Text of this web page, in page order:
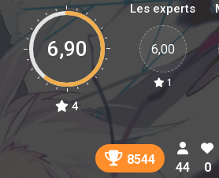
6,90
4
Les experts
6,00
1
8544
44 0